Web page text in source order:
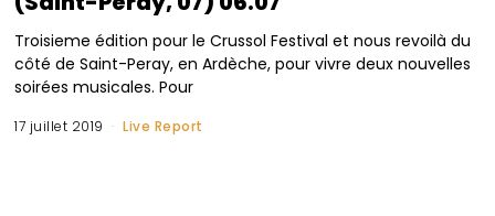
Troisieme édition pour le Crussol Festival et nous revoilà du
côté de Saint-Peray, en Ardèche, pour vivre deux nouvelles
soirées musicales. Pour
17 juillet 2019 Live Report